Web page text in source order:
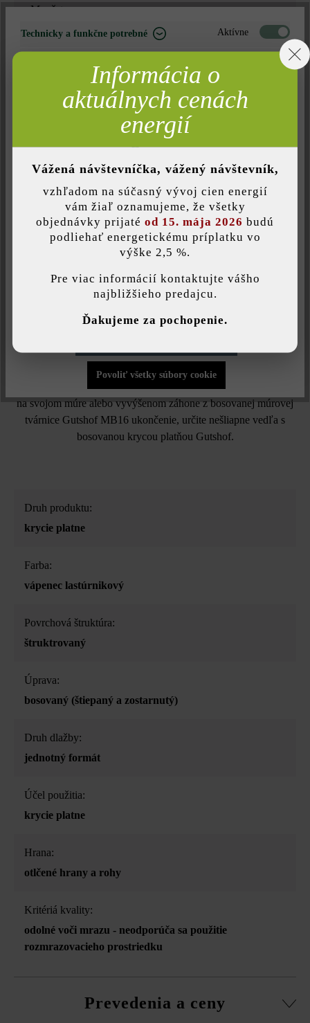
Množstvo
Množstvo
14,39 €*
Nájdite predajcu vo vašom okolí
Tlač stránky
Číslo produktu: 20593
Opis produktu
pracovných krokoch: Najprv ju štiepame a potom necháme
umelo zostarnúť. Pri poslednom uvedenom procese sa olamujú
rohy a hrany, čo jej dodáva rustikálnejší vzhľad. Kto chce mať
na svojom múre alebo vyvýšenom záhone z bosovanej múrovej
tvárnice Gutshof MB16 ukončenie, určite nešliapne vedľa s
bosovanou krycou platňou Gutshof.
Druh produktu:
krycie platne
Farba:
vápenec lastúrnikový
Povrchová štruktúra:
štruktrovaný
Úprava:
bosovaný (štiepaný a zostarnutý)
Druh dlažby:
jednotný formát
Účel použitia:
krycie platne
Hrana:
otlčené hrany a rohy
Kritériá kvality:
odolné voči mrazu - neodporúča sa použitie
rozmrazovacieho prostriedku
Prevedenia a ceny
Technicky a funkčne potrebné Aktívne
Neaktívne
Komfort (funkčnosť stránky)
Uložiť individuálne nastavenie
Táto webová stránka používa súbory cookie, aby vám ponúkla
Povoliť všetky súbory cookie
Informácia o
aktuálnych cenách
energií
Vážená návštevníčka, vážený návštevník,
vzhľadom na súčasný vývoj cien energií
vám žiaľ oznamujeme, že všetky
objednávky prijaté od 15. mája 2026 budú
podliehať energetickému príplatku vo
výške 2,5 %.
Pre viac informácií kontaktujte vášho
najbližšieho predajcu.
Ďakujeme za pochopenie.